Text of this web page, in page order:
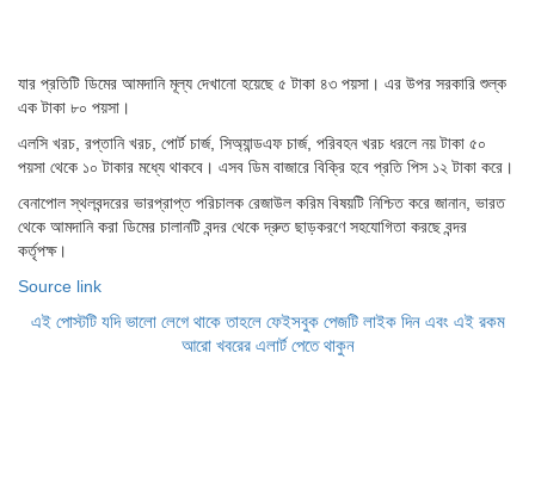
যার প্রতিটি ডিমের আমদানি মূল্য দেখানো হয়েছে ৫ টাকা ৪৩ পয়সা। এর উপর সরকারি শুল্ক
এক টাকা ৮০ পয়সা।
এলসি খরচ, রপ্তানি খরচ, পোর্ট চার্জ, সিঅ্যান্ডএফ চার্জ, পরিবহন খরচ ধরলে নয় টাকা ৫০
পয়সা থেকে ১০ টাকার মধ্যে থাকবে। এসব ডিম বাজারে বিক্রি হবে প্রতি পিস ১২ টাকা করে।
বেনাপোল স্থলবন্দরের ভারপ্রাপ্ত পরিচালক রেজাউল করিম বিষয়টি নিশ্চিত করে জানান, ভারত
থেকে আমদানি করা ডিমের চালানটি বন্দর থেকে দ্রুত ছাড়করণে সহযোগিতা করছে বন্দর
কর্তৃপক্ষ।
Source link
এই পোস্টটি যদি ভালো লেগে থাকে তাহলে ফেইসবুক পেজটি লাইক দিন এবং এই রকম
আরো খবরের এলার্ট পেতে থাকুন